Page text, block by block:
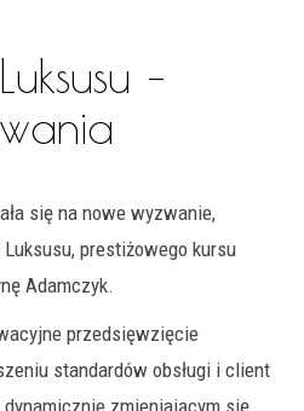
–
się na nowe wyzwanie,
prestiżowego kursu
Adamczyk.
przedsięwzięcie
standardów obsługi i client
zmieniającym się